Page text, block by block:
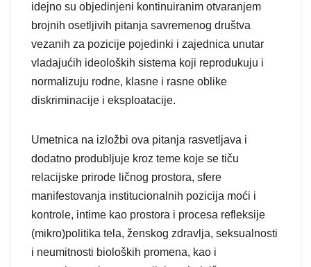
idejno su objedinjeni kontinuiranim otvaranjem
brojnih osetljivih pitanja savremenog društva
vezanih za pozicije pojedinki i zajednica unutar
vladajućih ideoloških sistema koji reprodukuju i
normalizuju rodne, klasne i rasne oblike
diskriminacije i eksploatacije.
Umetnica na izložbi ova pitanja rasvetljava i
dodatno produbljuje kroz teme koje se tiču
relacijske prirode ličnog prostora, sfere
manifestovanja institucionalnih pozicija moći i
kontrole, intime kao prostora i procesa refleksije
(mikro)politika tela, ženskog zdravlja, seksualnosti
i neumitnosti bioloških promena, kao i